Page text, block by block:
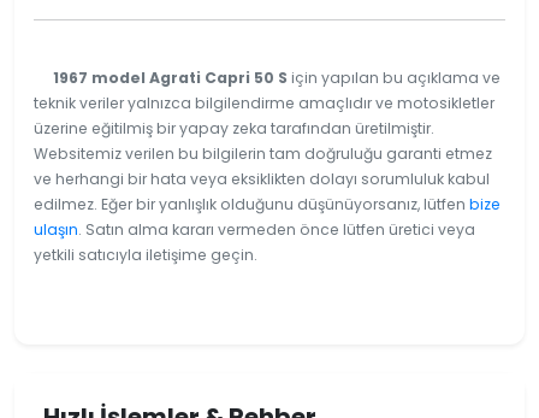
1967 model Agrati Capri 50 S için yapılan bu açıklama ve
teknik veriler yalnızca bilgilendirme amaçlıdır ve motosikletler
üzerine eğitilmiş bir yapay zeka tarafından üretilmiştir.
Websitemiz verilen bu bilgilerin tam doğruluğu garanti etmez
ve herhangi bir hata veya eksiklikten dolayı sorumluluk kabul
edilmez. Eğer bir yanlışlık olduğunu düşünüyorsanız, lütfen bize
ulaşın. Satın alma kararı vermeden önce lütfen üretici veya
yetkili satıcıyla iletişime geçin.